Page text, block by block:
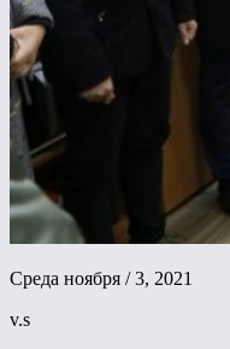
Среда ноября / 3, 2021
v.s